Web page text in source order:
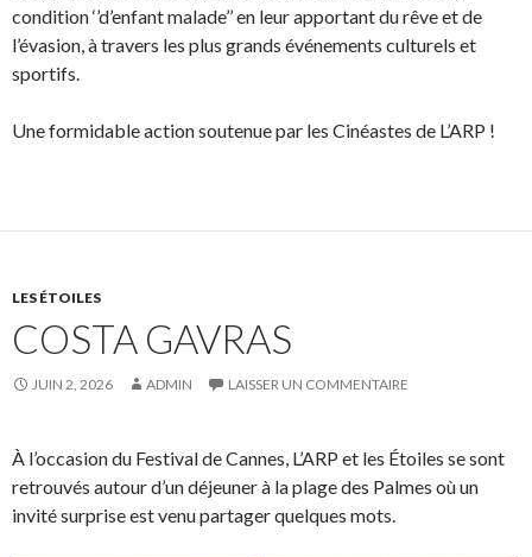
condition ‘’d’enfant malade’’ en leur apportant du rêve et de
l’évasion, à travers les plus grands événements culturels et
sportifs.
Une formidable action soutenue par les Cinéastes de L’ARP !
LES ÉTOILES
COSTA GAVRAS
JUIN 2, 2026 ADMIN LAISSER UN COMMENTAIRE
À l’occasion du Festival de Cannes, L’ARP et les Étoiles se sont
retrouvés autour d’un déjeuner à la plage des Palmes où un
invité surprise est venu partager quelques mots.